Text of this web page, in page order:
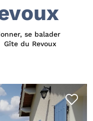
se balader
Gîte du Revoux